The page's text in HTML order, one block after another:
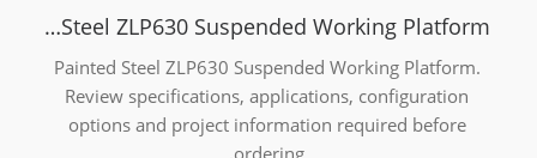
Painted Steel ZLP630 Suspended Working Platform
Painted Steel ZLP630 Suspended Working Platform.
Review specifications, applications, configuration
options and project information required before
ordering.